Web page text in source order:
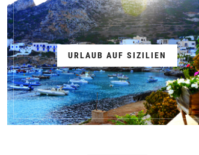
URLAUB AUF SIZILIEN